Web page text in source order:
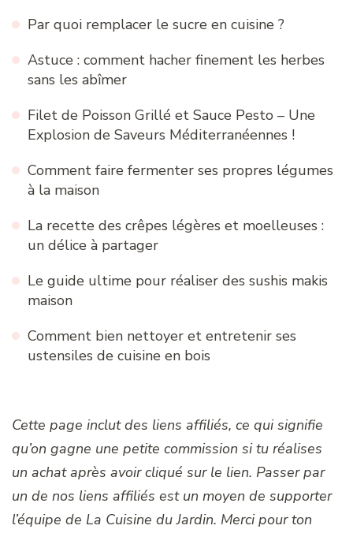
Par quoi remplacer le sucre en cuisine ?
Astuce : comment hacher finement les herbes
sans les abîmer
Filet de Poisson Grillé et Sauce Pesto – Une
Explosion de Saveurs Méditerranéennes !
Comment faire fermenter ses propres légumes
à la maison
La recette des crêpes légères et moelleuses :
un délice à partager
Le guide ultime pour réaliser des sushis makis
maison
Comment bien nettoyer et entretenir ses
ustensiles de cuisine en bois
Cette page inclut des liens affiliés, ce qui signifie
qu’on gagne une petite commission si tu réalises
un achat après avoir cliqué sur le lien. Passer par
un de nos liens affiliés est un moyen de supporter
l’équipe de La Cuisine du Jardin. Merci pour ton